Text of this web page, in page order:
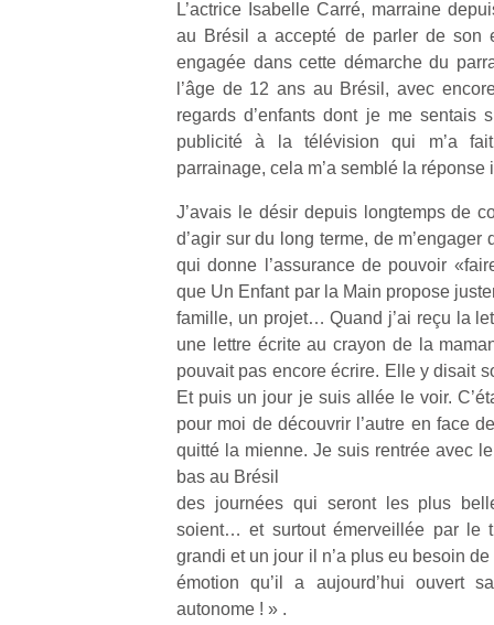
L’actrice Isabelle Carré, marraine
au Brésil a accepté de parler de son
engagée dans cette démarche du
l’âge de 12 ans au Brésil, avec
regards d’enfants dont je me sentais
publicité à la télévision qui m’a
parrainage, cela m’a semblé la réponse
J’avais le désir depuis longtemps de
d’agir sur du long terme, de
qui donne l’assurance de pouvoir
que Un Enfant par la Main propose
famille, un projet… Quand j’ai reçu la
une lettre écrite au crayon de la
pouvait pas encore écrire. Elle y disait
Et puis un jour je suis allée le voir.
pour moi de découvrir l’autre en face
quitté la mienne. Je suis rentrée avec
bas au Brésil
des journées qui seront les plus
soient… et surtout émerveillée par le
grandi et un jour il n’a plus eu besoin
émotion qu’il a aujourd’hui ouvert
autonome ! » .
nouvelle
trottinette
mécanique
Les
enfants
débordent
d’énergie.
Varier les
occupations
n’est pas
toujours
simple.
Conjuguer
activité
physique
ou
apprentissage…
Des
trampolines
pour les
grands et
les petits !
vacances
estivales
et avec le
retour des
beaux
jours, c’est
l’occasion
rêvée
pour les
enfants
de…
de